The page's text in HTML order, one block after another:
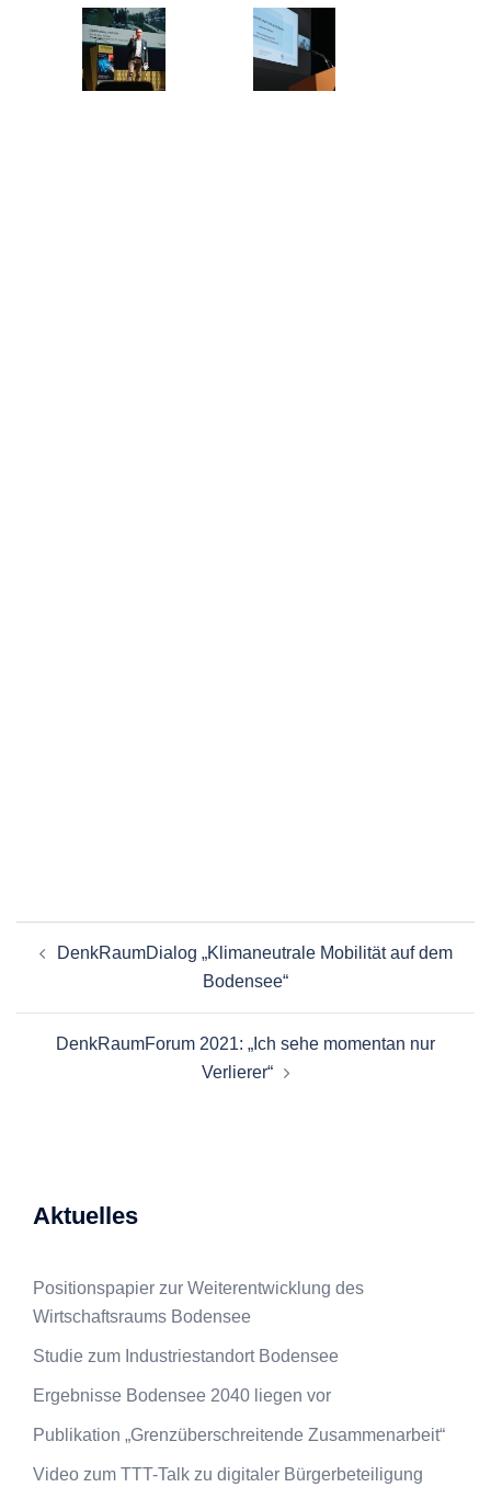
DenkRaumDialog „Klimaneutrale Mobilität auf dem
Bodensee“
DenkRaumForum 2021: „Ich sehe momentan nur
Verlierer“
Aktuelles
Positionspapier zur Weiterentwicklung des
Wirtschaftsraums Bodensee
Studie zum Industriestandort Bodensee
Ergebnisse Bodensee 2040 liegen vor
Publikation „Grenzüberschreitende Zusammenarbeit“
Video zum TTT-Talk zu digitaler Bürgerbeteiligung